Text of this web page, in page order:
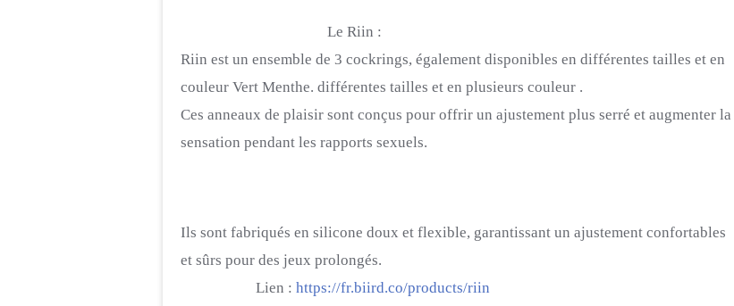
Le Riin :
Riin est un ensemble de 3 cockrings, également disponibles en différentes tailles et en
couleur Vert Menthe. différentes tailles et en plusieurs couleur .
Ces anneaux de plaisir sont conçus pour offrir un ajustement plus serré et augmenter la
sensation pendant les rapports sexuels.
Ils sont fabriqués en silicone doux et flexible, garantissant un ajustement confortables
et sûrs pour des jeux prolongés.
Lien : https://fr.biird.co/products/riin